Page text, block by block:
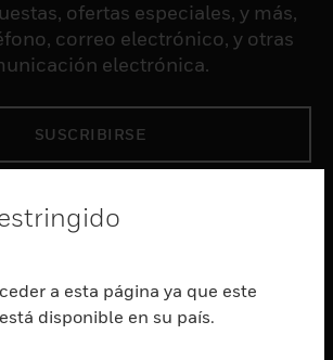
ofertas especiales, y más,
correo electrónico, y otras
electrónica.
SUSCRIBIRSE
a esta página ya que este
disponible en su país.